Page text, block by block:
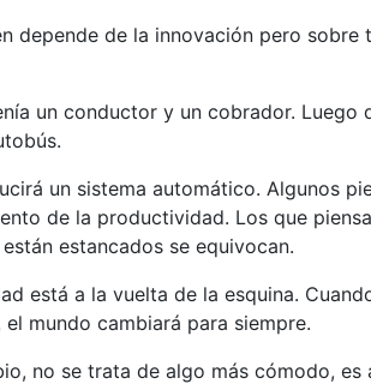
depende de la innovación pero sobre
un conductor y un cobrador. Luego
un sistema automático. Algunos
de la productividad. Los que
estancados se equivocan.
está a la vuelta de la esquina.
mundo cambiará para siempre.
no se trata de algo más cómodo, es